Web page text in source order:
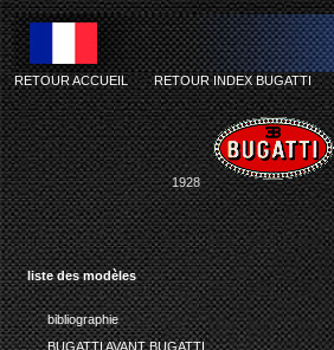
liste des modèles
bibliographie
BUGATTI AVANT BUGATTI
RETOUR ACCUEIL-RETOUR INDEX BUGATTI
1928